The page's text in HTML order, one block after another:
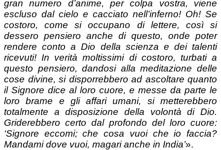
gran numero d’anime, per colpa vostra, viene
escluso dal cielo e cacciato nell’inferno! Oh! Se
costoro, come si occupano di lettere, così si
dessero pensiero anche di questo, onde poter
rendere conto a Dio della scienza e dei talenti
ricevuti! In verità moltissimi di costoro, turbati a
questo pensiero, dandosi alla meditazione delle
cose divine, si disporrebbero ad ascoltare quanto
il Signore dice al loro cuore, e messe da parte le
loro brame e gli affari umani, si metterebbero
totalmente a disposizione della volontà di Dio.
Griderebbero certo dal profondo del loro cuore:
‘Signore eccomi; che cosa vuoi che io faccia?
Mandami dove vuoi, magari anche in India’».